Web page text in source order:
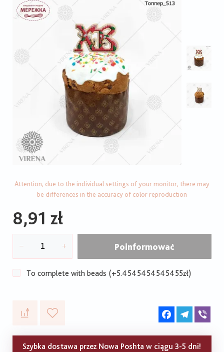
Attention, due to the individual settings of your monitor, there may
be differences in the accuracy of color reproduction
8,91 zł
Poinformować
To complete with beads (+5.4545454545455zł)
FacebookTelegram
Szybka dostawa przez Nowa Poshta w ciągu 3-5 dni!